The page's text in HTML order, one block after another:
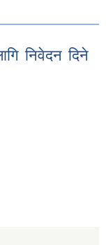
निवेदन दिने